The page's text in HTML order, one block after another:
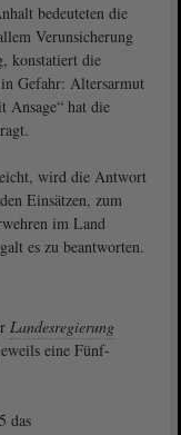
bedeuteten die
Verunsicherung
konstatiert die
Gefahr: Altersarmut
Ansage“ hat die
wird die Antwort
Einsätzen, zum
im Land
es zu beantworten.
Landesregierung
eine Fünf-
das